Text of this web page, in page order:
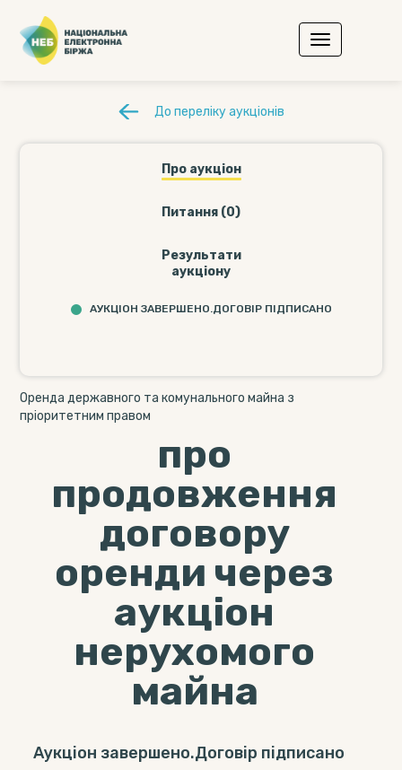
До переліку аукціонів
Про аукціон
Питання (0)
Результати
аукціону
АУКЦІОН ЗАВЕРШЕНО.ДОГОВІР ПІДПИСАНО
Оренда державного та комунального майна з
пріоритетним правом
про
продовження
договору
оренди через
аукціон
нерухомого
майна
Аукціон завершено.Договір підписано